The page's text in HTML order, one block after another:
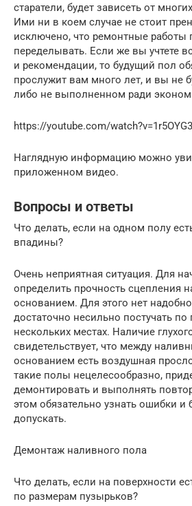
старатели, будет зависеть от
Ими ни в коем случае не стоит
исключено, что ремонтные работы
переделывать. Если же вы учтете
и рекомендации, то будущий пол
прослужит вам много лет, и вы не
либо не выполненном ради
https://youtube.com/
Наглядную информацию можно
приложенном видео.
Вопросы и ответы
Что делать, если на одном полу
впадины?
Очень неприятная ситуация. Для
определить прочность сцепления
основанием. Для этого нет
достаточно несильно постучать по
нескольких местах. Наличие
свидетельствует, что между
основанием есть воздушная
такие полы нецелесообразно,
демонтировать и выполнять
этом обязательно узнать ошибки и
допускать.
Демонтаж наливного пола
Что делать, если на поверхности
по размерам пузырьков?